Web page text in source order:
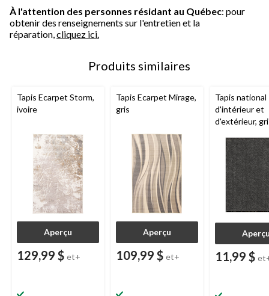
À l'attention des personnes résidant au Québec: pour
obtenir des renseignements sur l'entretien et la
réparation, cliquez ici.
Produits similaires
Tapis Ecarpet Storm,
ivoire
Aperçu
129,99 $ et+
Tapis Ecarpet Mirage,
gris
Aperçu
109,99 $ et+
Tapis national
d'intérieur et
d'extérieur,
11,99 $